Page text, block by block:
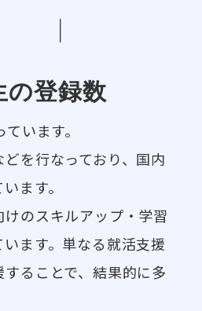
｜
の登録数
います。
を行なっており、国内
ます。
のスキルアップ・学習
ます。単なる就活支援
ることで、結果的に多